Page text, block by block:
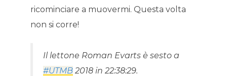
ricominciare a muovermi. Questa volta
non si corre!
Il lettone Roman Evarts è sesto a
#UTMB 2018 in 22:38:29.